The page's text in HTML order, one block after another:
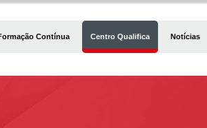
Contínua Centro Qualifica Notícias